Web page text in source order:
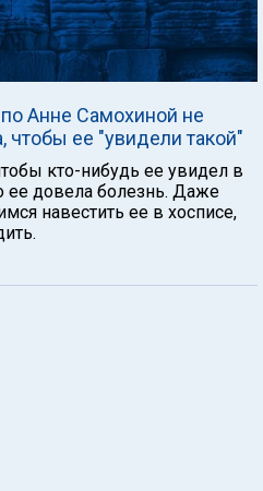
Анне Самохиной не
чтобы ее "увидели такой"
кто-нибудь ее увидел в
ее довела болезнь. Даже
навестить ее в хосписе,